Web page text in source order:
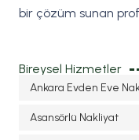
bir çözüm sunan
Bireysel Hizmetler
Ankara Evden Eve
Asansörlü Nakliyat